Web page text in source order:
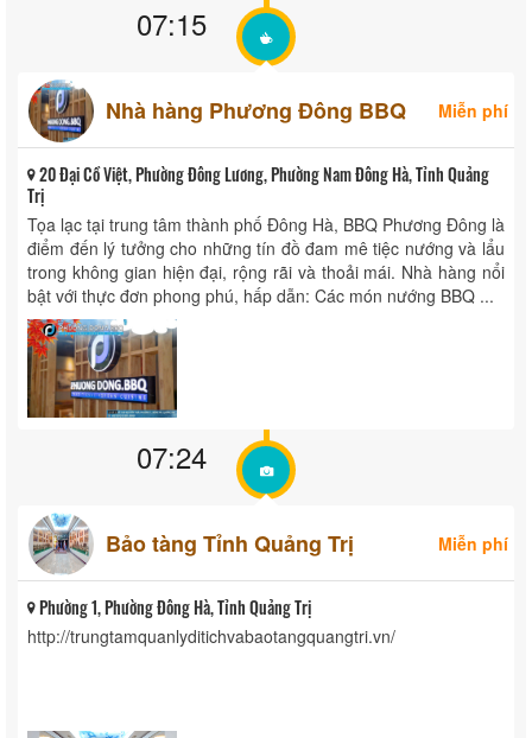
07:15
Nhà hàng Phương Đông BBQ Miễn phí
20 Đại Cồ Việt, Phường Đông Lương, Phường Nam Đông Hà, Tỉnh Quảng
Trị
Tọa lạc tại trung tâm thành phố Đông Hà, BBQ Phương Đông là
điểm đến lý tưởng cho những tín đồ đam mê tiệc nướng và lẩu
trong không gian hiện đại, rộng rãi và thoải mái. Nhà hàng nổi
bật với thực đơn phong phú, hấp dẫn: Các món nướng BBQ ...
07:24
Bảo tàng Tỉnh Quảng Trị Miễn phí
Phường 1, Phường Đông Hà, Tỉnh Quảng Trị
http://trungtamquanlyditichvabaotangquangtri.vn/